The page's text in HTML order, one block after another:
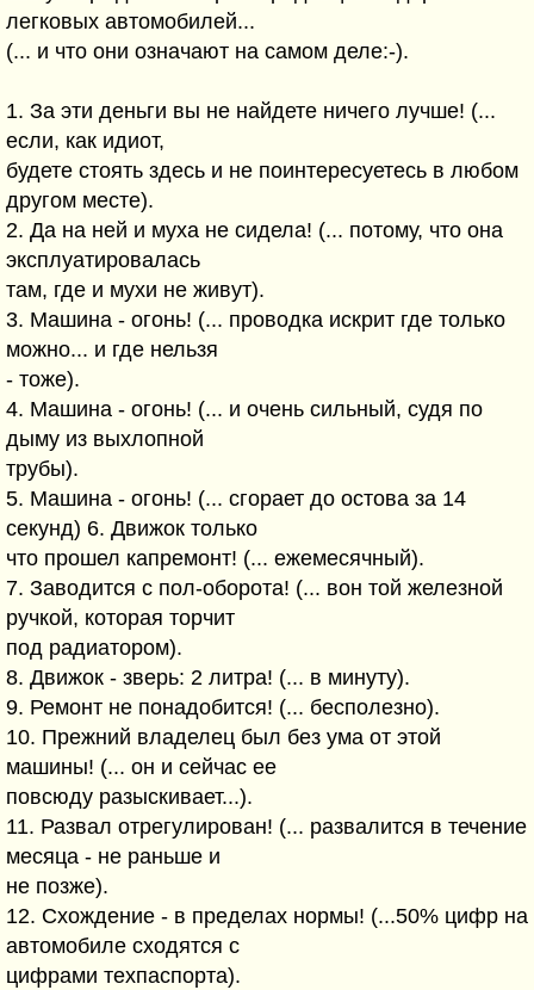
легковых автомобилей...
(... и что они означают на самом деле:-).
1. За эти деньги вы не найдете ничего лучше! (...
если, как идиот,
будете стоять здесь и не поинтересуетесь в любом
другом месте).
2. Да на ней и муха не сидела! (... потому, что она
эксплуатировалась
там, где и мухи не живут).
3. Машина - огонь! (... проводка искрит где только
можно... и где нельзя
- тоже).
4. Машина - огонь! (... и очень сильный, судя по
дыму из выхлопной
трубы).
5. Машина - огонь! (... сгорает до остова за 14
секунд) 6. Движок только
что прошел капремонт! (... ежемесячный).
7. Заводится с пол-оборота! (... вон той железной
ручкой, которая торчит
под радиатором).
8. Движок - зверь: 2 литра! (... в минуту).
9. Ремонт не понадобится! (... бесполезно).
10. Прежний владелец был без ума от этой
машины! (... он и сейчас ее
повсюду разыскивает...).
11. Развал отрегулирован! (... развалится в течение
месяца - не раньше и
не позже).
12. Схождение - в пределах нормы! (...50% цифр на
автомобиле сходятся с
цифрами техпаспорта).